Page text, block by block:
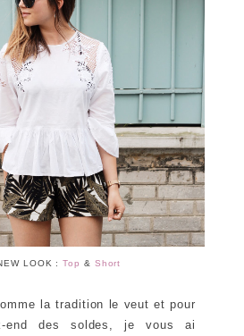
LOOK :Top & Short
la tradition le veut et pour
end des soldes, je vous ai